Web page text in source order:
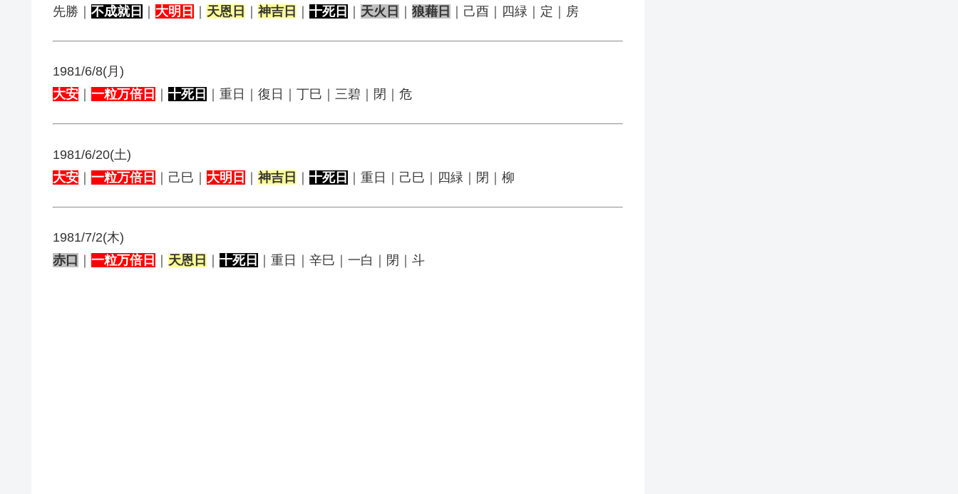
先勝｜ 不成就日 ｜ 大明日 ｜ 天恩日 ｜ 神吉日 ｜ 十死日 ｜ 天火日 ｜ 狼藉日 ｜己酉｜四緑｜定｜房
1981/6/8(月)
大安
一粒万倍日 十死日 ｜重日｜復日｜丁巳｜三碧｜閉｜危
1981/6/20(土)
大安 ｜ 一粒万倍日 ｜己巳｜ 大明日 ｜ 神吉日 ｜ 十死日 ｜重日｜己巳｜四緑｜閉｜柳
1981/7/2(木)
赤口 ｜ 一粒万倍日 ｜ 天恩日 ｜ 十死日 ｜重日｜辛巳｜一白｜閉｜斗